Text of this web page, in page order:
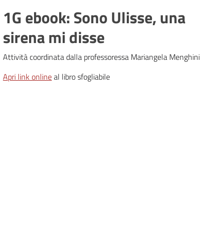
1G ebook: Sono Ulisse, una
sirena mi disse
Attività coordinata dalla professoressa Mariangela Menghini
Apri link onlineal libro sfogliabile